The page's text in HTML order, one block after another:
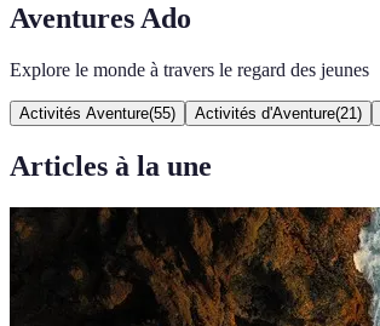
Aventures Ado
Explore le monde à travers le regard des jeunes
Activités Aventure(55) Activités d'Aventure(21 )
Articles à la une